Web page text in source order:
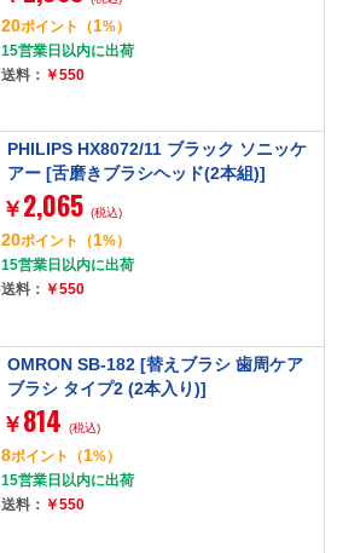
20ポイント （1%）
15営業日以内に出荷
送料： ￥550
PHILIPS HX8072/11 ブラック ソニッケ
アー [舌磨きブラシヘッド(2本組)]
￥ 2,065 (税込)
20ポイント （1%）
15営業日以内に出荷
送料： ￥550
OMRON SB-182 [替えブラシ 歯周ケア
ブラシ タイプ2 (2本入り)]
￥ 814 (税込)
8ポイント （1%）
15営業日以内に出荷
送料： ￥550